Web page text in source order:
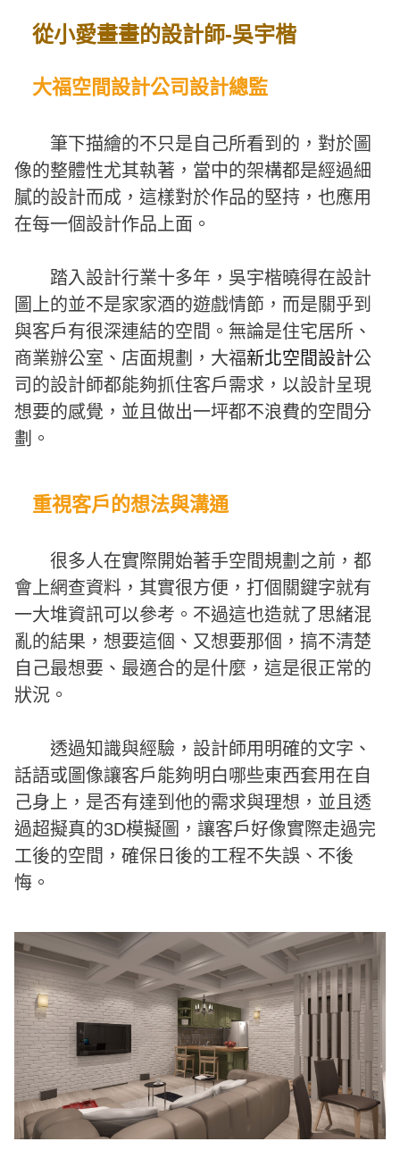
從小愛畫畫的設計師-吳宇楷
大福空間設計公司設計總監
筆下描繪的不只是自己所看到的，對於圖
像的整體性尤其執著，當中的架構都是經過細
膩的設計而成，這樣對於作品的堅持，也應用
在每一個設計作品上面。
踏入設計行業十多年，吳宇楷曉得在設計
圖上的並不是家家酒的遊戲情節，而是關乎到
與客戶有很深連結的空間。無論是住宅居所、
商業辦公室、店面規劃，大福新北空間設計公
司的設計師都能夠抓住客戶需求，以設計呈現
想要的感覺，並且做出一坪都不浪費的空間分
劃。
重視客戶的想法與溝通
很多人在實際開始著手空間規劃之前，都
會上網查資料，其實很方便，打個關鍵字就有
一大堆資訊可以參考。不過這也造就了思緒混
亂的結果，想要這個、又想要那個，搞不清楚
自己最想要、最適合的是什麼，這是很正常的
狀況。
透過知識與經驗，設計師用明確的文字、
話語或圖像讓客戶能夠明白哪些東西套用在自
己身上，是否有達到他的需求與理想，並且透
過超擬真的3D模擬圖，讓客戶好像實際走過完
工後的空間，確保日後的工程不失誤、不後
悔。